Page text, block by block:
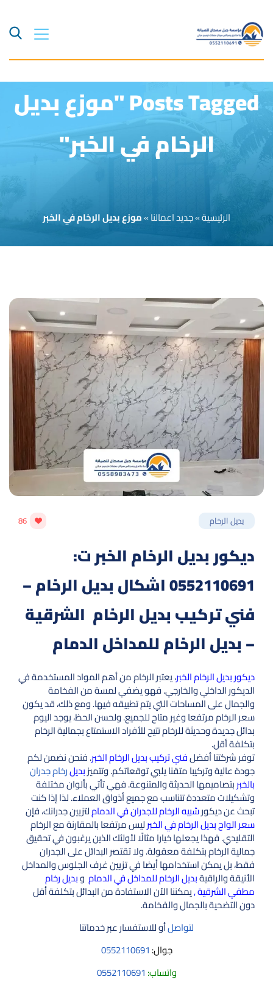
Posts Tagged "موزع بديل
الرخام في الخبر"
الرئيسية»جديد اعمالنا»موزع بديل الرخام في الخبر
بديل الرخام 86
ديكور بديل الرخام الخبر ت:
0552110691 اشكال بديل الرخام –
فني تركيب بديل الرخام الشرقية
– بديل الرخام للمداخل الدمام
ديكور بديل الرخام الخبر، يعتبر الرخام من أهم المواد المستخدمة في
الديكور الداخلي والخارجي. فهو يضفي لمسة من الفخامة
والجمال على المساحات التي يتم تطبيقه فيها. ومع ذلك، قد يكون
سعر الرخام مرتفعا وغير متاح للجميع. ولحسن الحظ، يوجد اليوم
بدائل جديدة وحديثة للرخام تتيح للأفراد الاستمتاع بجمالية الرخام
بتكلفة أقل.
توفر شركتنا أفضلفني تركيب بديل الرخام الخبر. فنحن نضمن لكم
جودة عالية وتركيبا متقنا يلبي توقعاتكم. وتتميزبديلرخام جدران
بالخبربتصاميمها الحديثة والمتنوعة. فهي تأتي بألوان مختلفة
وتشكيلات متعددة تتناسب مع جميع أذواق العملاء. لذا إذا كنت
تبحث عن ديكورشبيه الرخام للجدران في الدماملتزيين جدرانك، فإن
سعر الواح بديل الرخام في الخبرليس مرتفعا بالمقارنة مع الرخام
التقليدي. فهذا يجعلها خيارا مثالًا لأولئك الذين يرغبون في تحقيق
جمالية الرخام بتكلفة معقولة. ولا تقتصر البدائل على الجدران
فقط، بل يمكن استخدامها أيضا في تزيين غرف الجلوس والمداخل
الأنيقة والراقيةبديل الرخام للمداخل في الدمام وبديل رخام
مطفي الشرقية ,يمكننا الآن الاستفادة من البدائل بتكلفة أقل
دون التضحية بالجمال والفخامة.
لتواصلأو للاستفسار عبر خدماتنا
جوال: 0552110691
واتساب: 0552110691